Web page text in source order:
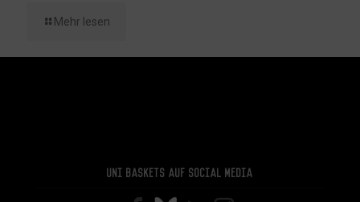
Mehr lesen
Uni Baskets auf Social Media